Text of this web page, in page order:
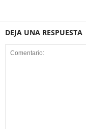
DEJA UNA RESPUESTA